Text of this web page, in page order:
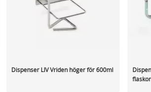
Dispenser LIV Vriden höger för 600ml
flaskor